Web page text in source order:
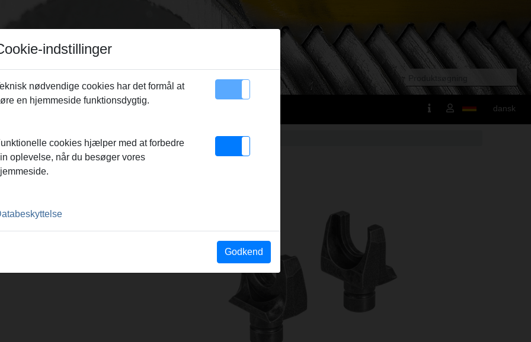
Kontakt dansk
LR 20, pak m. 2
M. 2
indstillinger
nødvendige cookies har det formål at
en hjemmeside funktionsdygtig.
cookies hjælper med at forbedre
oplevelse, når du besøger vores
Godkend